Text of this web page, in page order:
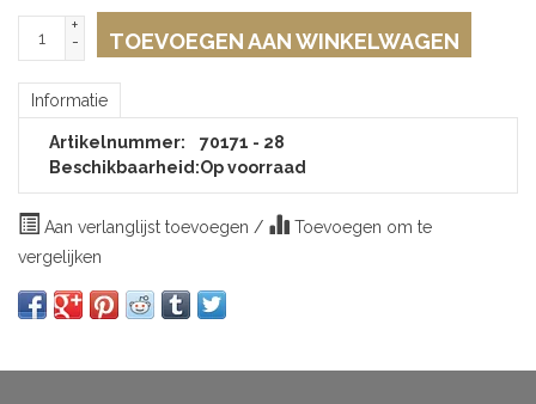
+
-
TOEVOEGEN AAN WINKELWAGEN
Informatie
Artikelnummer:
70171 - 28
Beschikbaarheid:Op voorraad
Aan verlanglijst toevoegen /
Toevoegen om te
vergelijken